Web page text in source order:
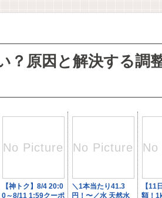
？原因と解決する調